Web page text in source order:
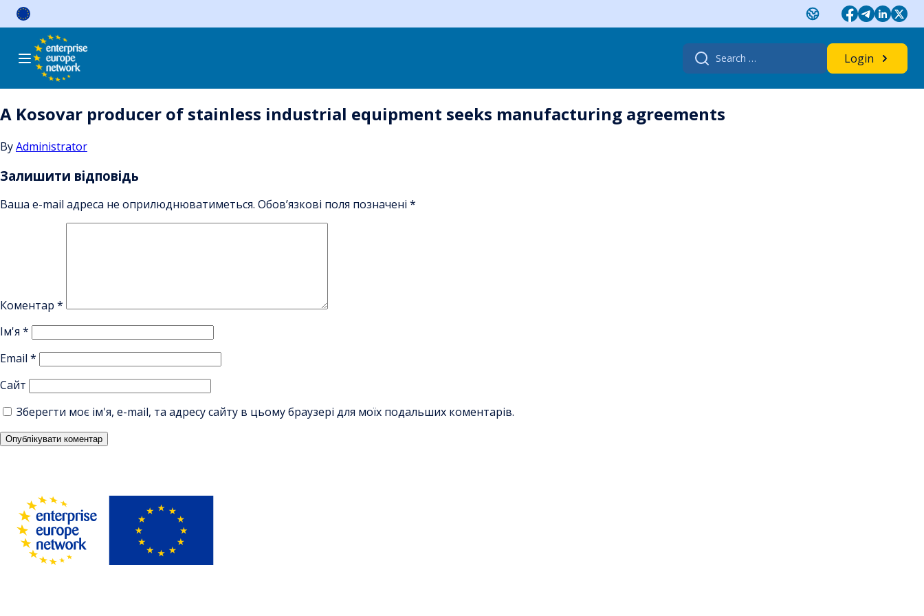
Skip
Search
for:
Login
A Kosovar producer of stainless industrial equipment seeks manufacturing agreements
ByAdministrator
Залишити відповідь
Ваша e-mail адреса не оприлюднюватиметься. Обов’язкові поля позначені *
Коментар *
Ім'я *
Email *
Сайт
Зберегти моє ім'я, e-mail, та адресу сайту в цьому браузері для моїх подальших коментарів.